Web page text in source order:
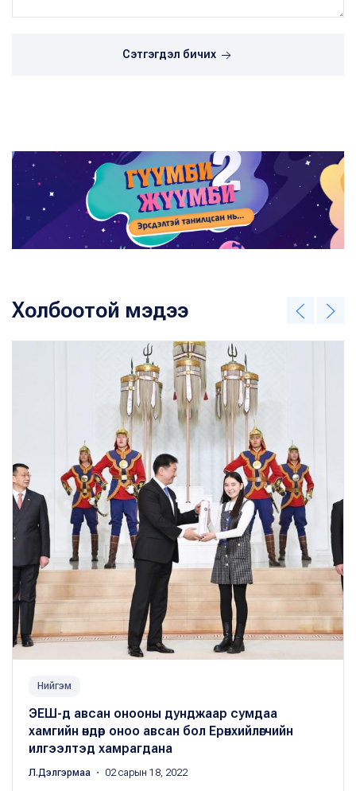
Сэтгэгдэл бичих
Холбоотой мэдээ
Нийгэм
ЭЕШ-д авсан онооны дунджаар сумдаа
хамгийн өндөр оноо авсан бол Ерөнхийлөгчийн
илгээлтэд хамрагдана
Л.Дэлгэрмаа ・ 02 сарын 18, 2022